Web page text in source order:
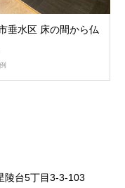
垂水区 床の間から仏
陵台5丁目3-3-103